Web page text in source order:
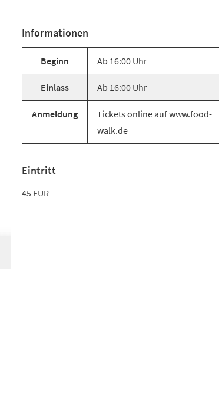
Informationen
Beginn Ab 16:00 Uhr
Einlass Ab 16:00 Uhr
Anmeldung
Tickets online auf www.food-
walk.de
Eintritt
45 EUR